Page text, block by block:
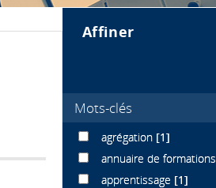
affiner
Mots-clés
agrégation [1]
annuaire de formations
apprentissage [1]